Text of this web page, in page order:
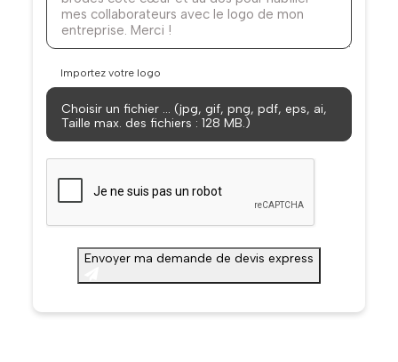
Importez votre logo
Choisir un fichier … (jpg, gif, png, pdf, eps, ai,
Taille max. des fichiers : 128 MB.)
Envoyer ma demande de devis express